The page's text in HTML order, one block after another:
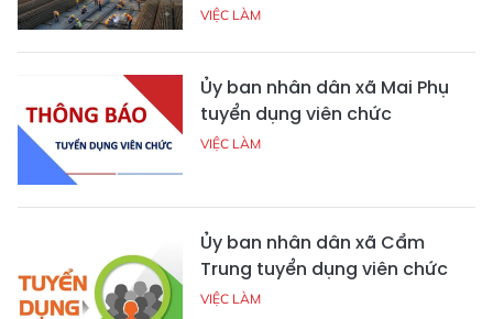
VIỆC LÀM
Ủy ban nhân dân xã Mai Phụ
tuyển dụng viên chức
VIỆC LÀM
Ủy ban nhân dân xã Cẩm
Trung tuyển dụng viên chức
VIỆC LÀM